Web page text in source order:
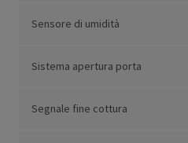
Sensore di umidità
Sistema apertura porta
Segnale fine cottura